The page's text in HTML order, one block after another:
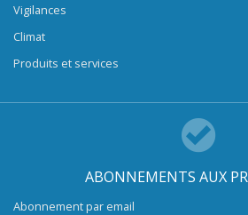
Vigilances
Climat
Produits et services
ABONNEMENTS AUX
Abonnement par email